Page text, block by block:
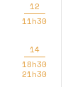
12
11h30
14
18h30
21h30